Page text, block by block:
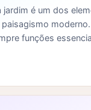
jardim é um dos
funções